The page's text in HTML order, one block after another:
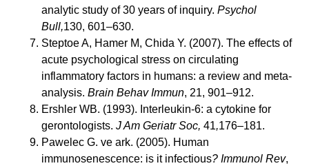
analytic study of 30 years of inquiry. Psychol
Bull,130, 601–630.
Steptoe A, Hamer M, Chida Y. (2007). The effects of
acute psychological stress on circulating
inflammatory factors in humans: a review and meta-
analysis. Brain Behav Immun, 21, 901–912.
Ershler WB. (1993). Interleukin-6: a cytokine for
gerontologists. J Am Geriatr Soc, 41,176–181.
Pawelec G. ve ark. (2005). Human
immunosenescence: is it infectious? Immunol Rev,